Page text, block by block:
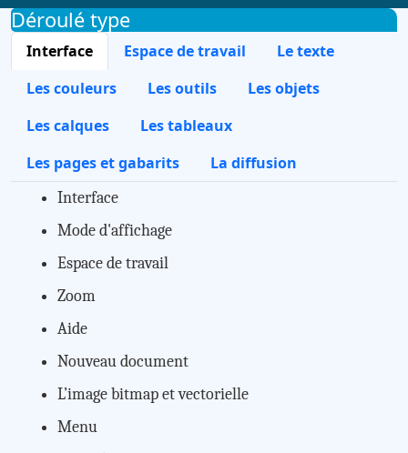
Déroulé type
Interface Espace de travail
Le texte
Les couleurs
Les outils
Les objets
Les calques
Les tableaux
Les pages et gabarits
La diffusion
Interface
Mode d'affichage
Espace de travail
Zoom
Aide
Nouveau document
L’image bitmap et vectorielle
Menu